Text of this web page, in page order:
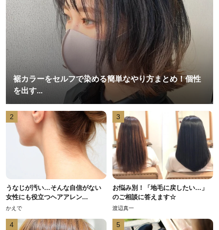
裾カラーをセルフで染める簡単なやり方まとめ！個性
を出す...
2
うなじが汚い…そんな自信がない
女性にも役立つヘアアレン...
かえで
3
お悩み別！「地毛に戻したい…」
のご相談に答えます☆
渡辺真一
4 5